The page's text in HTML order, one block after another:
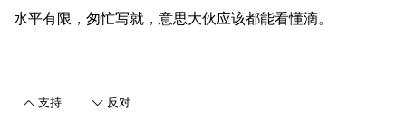
水平有限，匆忙写就，意思大伙应该都能看懂滴。
支持 反对